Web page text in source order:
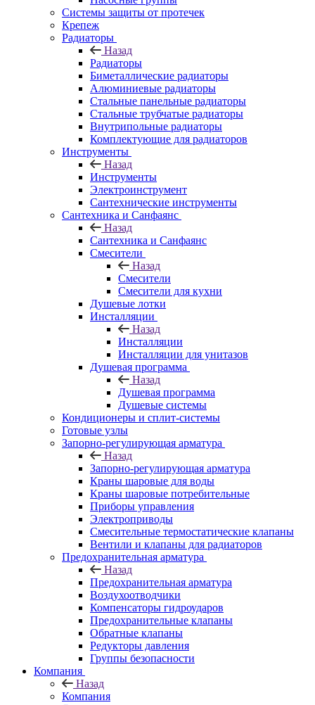
Системы защиты от протечек
Крепеж
Радиаторы
Назад
Радиаторы
Биметаллические радиаторы
Алюминиевые радиаторы
Стальные панельные радиаторы
Стальные трубчатые радиаторы
Внутрипольные радиаторы
Комплектующие для радиаторов
Инструменты
Назад
Инструменты
Электроинструмент
Сантехнические инструменты
Сантехника и Санфаянс
Назад
Сантехника и Санфаянс
Смесители
Назад
Смесители
Смесители для кухни
Душевые лотки
Инсталляции
Назад
Инсталляции
Инсталляции для унитазов
Душевая программа
Назад
Душевая программа
Душевые системы
Кондиционеры и сплит-системы
Готовые узлы
Запорно-регулирующая арматура
Назад
Запорно-регулирующая арматура
Краны шаровые для воды
Краны шаровые потребительные
Приборы управления
Электроприводы
Смесительные термостатические клапаны
Вентили и клапаны для радиаторов
Предохранительная арматура
Назад
Предохранительная арматура
Воздухоотводчики
Компенсаторы гидроударов
Предохранительные клапаны
Обратные клапаны
Редукторы давления
Группы безопасности
Компания
Назад
Компания